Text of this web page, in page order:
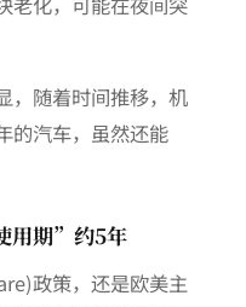
，随着时间推移，机
的汽车，虽然还能
用期”约5年
政策，还是欧美主